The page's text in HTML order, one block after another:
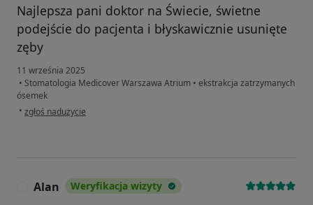
Najlepsza pani doktor na Świecie, świetne
podejście do pacjenta i błyskawicznie usunięte
zęby
11 września 2025
• Stomatologia Medicover Warszawa Atrium • ekstrakcja zatrzymanych
ósemek
• w opinii użytkownika KS
zgłoś nadużycie
Alan Weryfikacja wizyty